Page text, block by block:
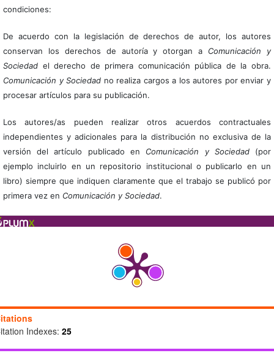
condiciones:
De acuerdo con la legislación de derechos de autor, los autores
conservan los derechos de autoría y otorgan a Comunicación y
Sociedadel derecho de primera comunicación pública de la obra.
Comunicación y Sociedad no realiza cargos a los autores por enviar y
procesar artículos para su publicación.
Los autores/as pueden realizar otros acuerdos contractuales
independientes y adicionales para la distribución no exclusiva de la
versión del artículo publicado en Comunicación y Sociedad(por
ejemplo incluirlo en un repositorio institucional o publicarlo en un
libro) siempre que indiquen claramente que el trabajo se publicó por
primera vez en Comunicación y Sociedad.
Indexes: 25